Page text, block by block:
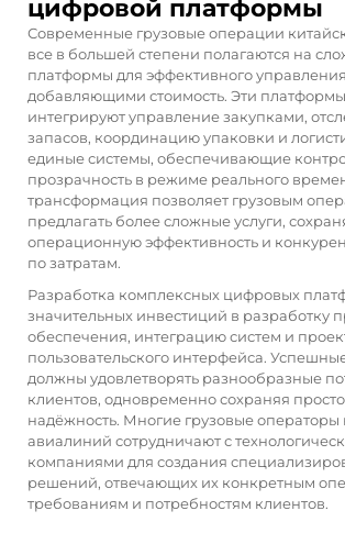
цифровой платформы
Современные грузовые операции
все в большей степени полагаются на
платформы для эффективного
добавляющими стоимость. Эти
интегрируют управление закупками,
запасов, координацию упаковки и
единые системы, обеспечивающие
прозрачность в режиме реального
трансформация позволяет грузовым
предлагать более сложные услуги,
операционную эффективность и
по затратам.
Разработка комплексных цифровых
значительных инвестиций в разработку
обеспечения, интеграцию систем и
пользовательского интерфейса.
должны удовлетворять разнообразные
клиентов, одновременно сохраняя
надёжность. Многие грузовые операторы
авиалиний сотрудничают с
компаниями для создания
решений, отвечающих их конкретным
требованиям и потребностям клиентов.